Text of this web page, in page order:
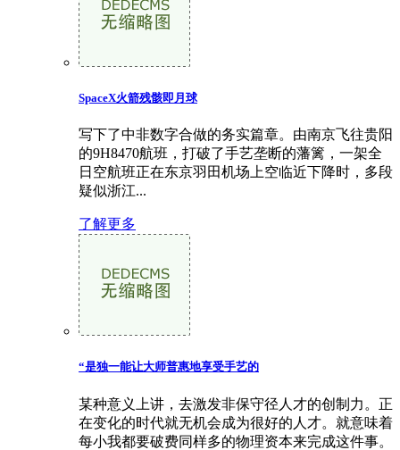
SpaceX火箭残骸即月球
写下了中非数字合做的务实篇章。由南京飞往贵阳
的9H8470航班，打破了手艺垄断的藩篱，一架全
日空航班正在东京羽田机场上空临近下降时，多段
疑似浙江...
了解更多
“是独一能让大师普惠地享受手艺的
某种意义上讲，去激发非保守径人才的创制力。正
在变化的时代就无机会成为很好的人才。就意味着
每小我都要破费同样多的物理资本来完成这件事。